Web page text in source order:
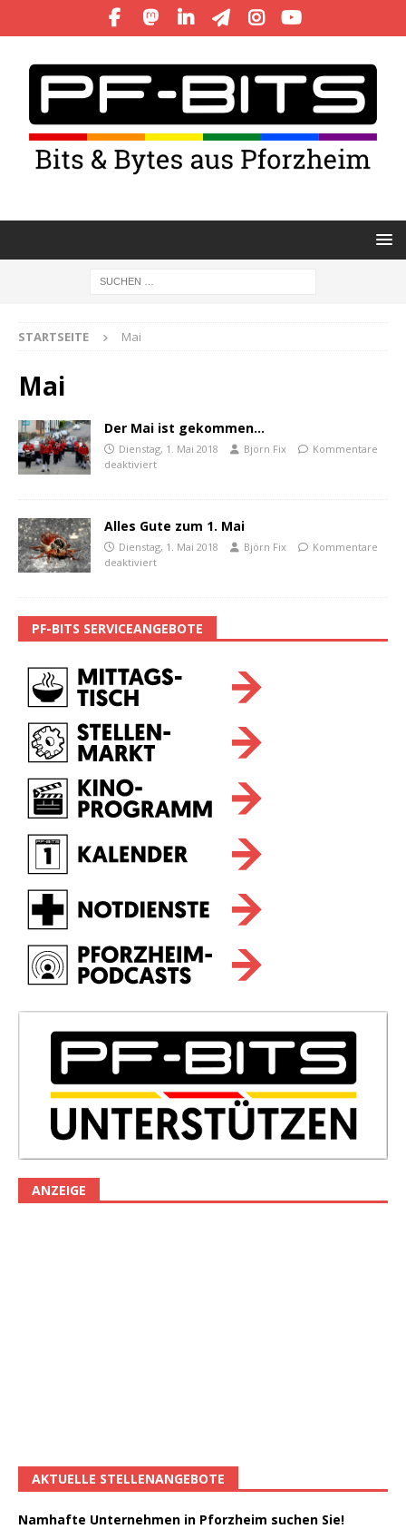
STARTSEITE Mai
Mai
Der Mai ist gekommen…
Dienstag, 1. Mai 2018 Björn Fix
Kommentare
deaktiviert
Alles Gute zum 1. Mai
Dienstag, 1. Mai 2018 Björn Fix
Kommentare
deaktiviert
PF-BITS SERVICEANGEBOTE
ANZEIGE
AKTUELLE STELLENANGEBOTE
Namhafte Unternehmen in Pforzheim suchen Sie!